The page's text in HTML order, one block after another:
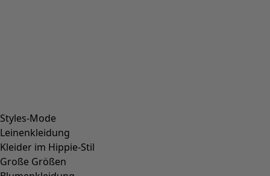
Styles-Mode
Leinenkleidung
Kleider im Hippie-Stil
Große Größen